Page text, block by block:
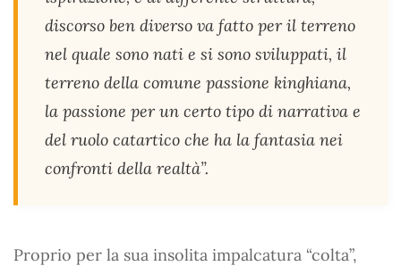
discorso ben diverso va fatto per il terreno
nel quale sono nati e si sono sviluppati, il
terreno della comune passione kinghiana,
la passione per un certo tipo di narrativa e
del ruolo catartico che ha la fantasia nei
confronti della realtà”.
Proprio per la sua insolita impalcatura “colta”,